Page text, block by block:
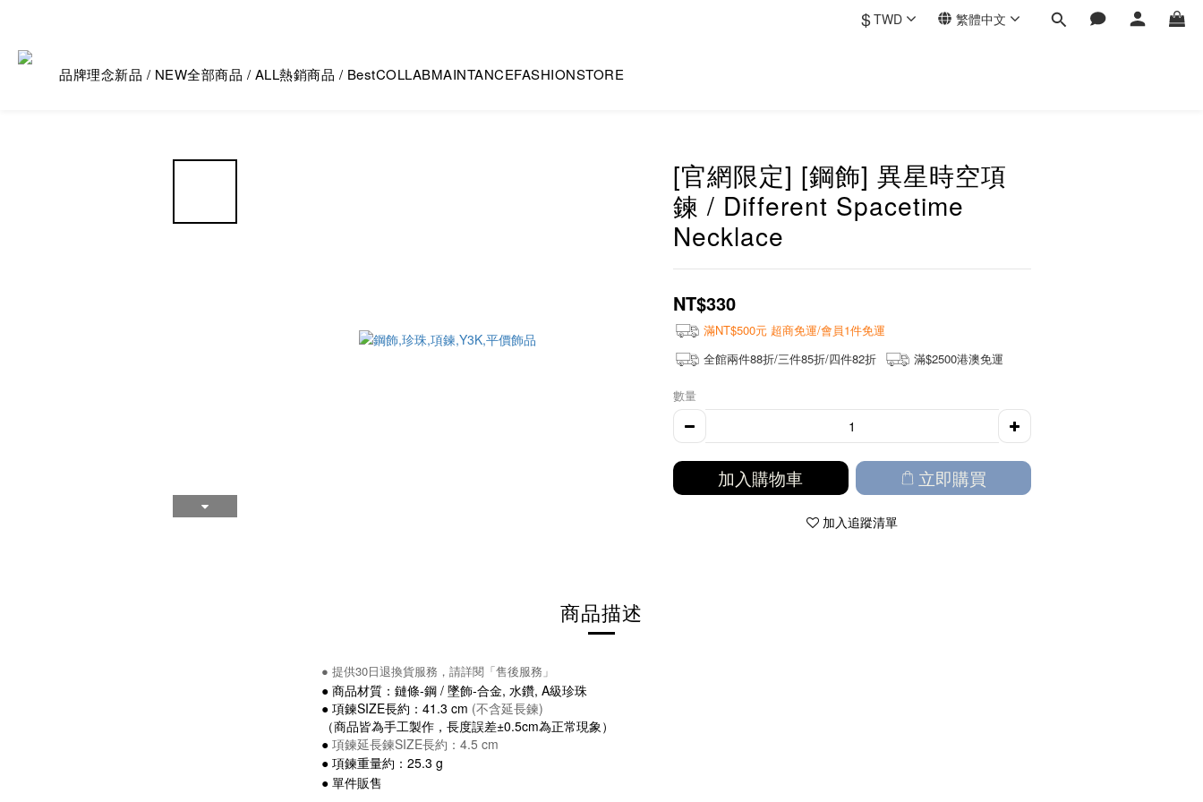
$TWD 繁體中文
品牌理念新品 / NEW全部商品 / ALL熱銷商品 / BestCOLLABMAINTANCEFASHIONSTORE
[官網限定] [鋼飾] 異星時空項
鍊 / Different Spacetime
Necklace
NT$330
滿NT$500元 超商免運/會員1件免運
全館兩件88折/三件85折/四件82折
滿$2500港澳免運
數量
加入購物車 立即購買
加入追蹤清單
商品描述
● 提供30日退換貨服務，請詳閱「售後服務」
● 商品材質：鏈條-鋼 / 墜飾-合金, 水鑽, A級珍珠
● 項鍊SIZE長約：41.3 cm (不含延長鍊)
（商品皆為手工製作，長度誤差±0.5cm為正常現象）
● 項鍊延長鍊SIZE長約：4.5 cm
● 項鍊重量約：25.3 g
● 單件販售